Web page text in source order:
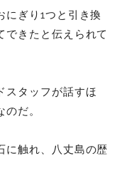
にぎり1つと引き換
できたと伝えられて
スタッフが話すほ
だ。
に触れ、八丈島の歴